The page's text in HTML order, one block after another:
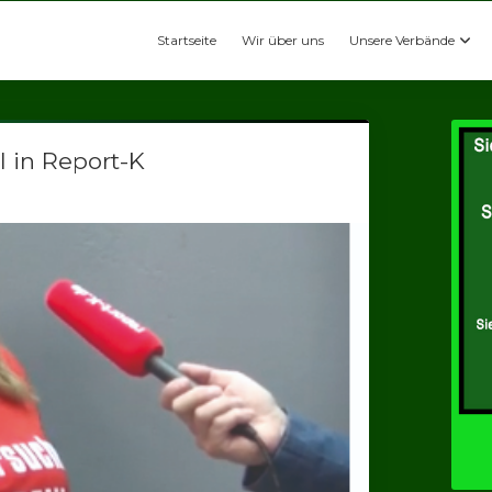
Startseite Wir über uns Unsere Verbände
in Report-K